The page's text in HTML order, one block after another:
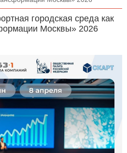
городская среда как
Москвы» 2026